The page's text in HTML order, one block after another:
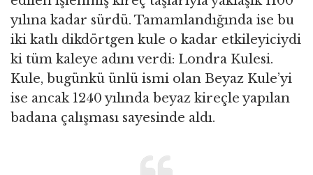
yılına kadar sürdü. Tamamlandığında ise bu
iki katlı dikdörtgen kule o kadar etkileyiciydi
ki tüm kaleye adını verdi: Londra Kulesi.
Kule, bugünkü ünlü ismi olan Beyaz Kule’yi
ise ancak 1240 yılında beyaz kireçle yapılan
badana çalışması sayesinde aldı.